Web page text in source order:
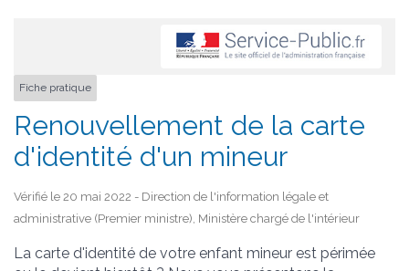
Fiche pratique
Renouvellement de la carte
d'identité d'un mineur
Vérifié le 20 mai 2022 - Direction de l'information légale et
administrative (Premier ministre), Ministère chargé de l'intérieur
La carte d'identité de votre enfant mineur est périmée